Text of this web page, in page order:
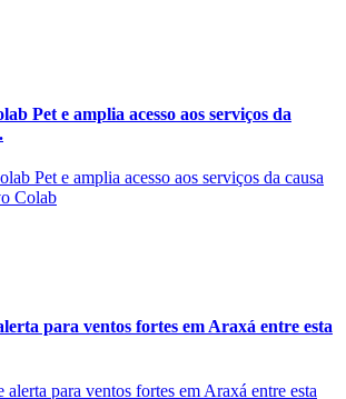
Pet e amplia acesso aos serviços da
para ventos fortes em Araxá entre esta